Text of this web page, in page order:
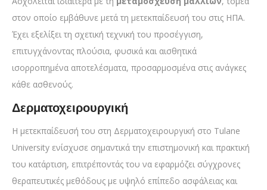
στον οποίο εμβάθυνε μετά τη μετεκπαίδευσή του στις ΗΠΑ.
Έχει εξελίξει τη σχετική τεχνική του προσέγγιση,
επιτυγχάνοντας πλούσια, φυσικά και αισθητικά
ισορροπημένα αποτελέσματα, προσαρμοσμένα στις ανάγκες
κάθε ασθενούς.
Δερματοχειρουργική
Η μετεκπαίδευσή του στη Δερματοχειρουργική στο Tulane
University ενίσχυσε σημαντικά την επιστημονική και πρακτική
του κατάρτιση, επιτρέποντάς του να εφαρμόζει σύγχρονες
θεραπευτικές μεθόδους με υψηλό επίπεδο ασφάλειας και